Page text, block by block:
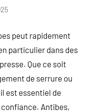
peut rapidement
particulier dans des
Que ce soit
de serrure ou
est essentiel de
Antibes,